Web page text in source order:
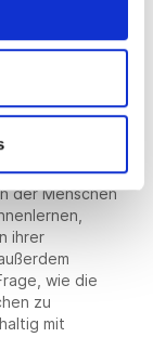
mit dem
In
ihrem Seminar
der Menschen
ihrer
wie die
zu
mit